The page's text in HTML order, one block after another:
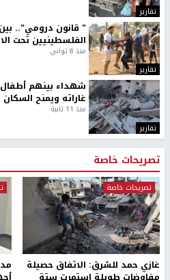
تقارير
تقارير
" قانون درومي"..
الفلسطينيين تحت
منذ 8 ثواني
تقارير
شهداء بينهم
غاراته ويمنح السكان
منذ 11 ثانية
تصريحات خاصة
تصريحات خاصة
غازي حمد للشرق: الاتفاق حصيلة